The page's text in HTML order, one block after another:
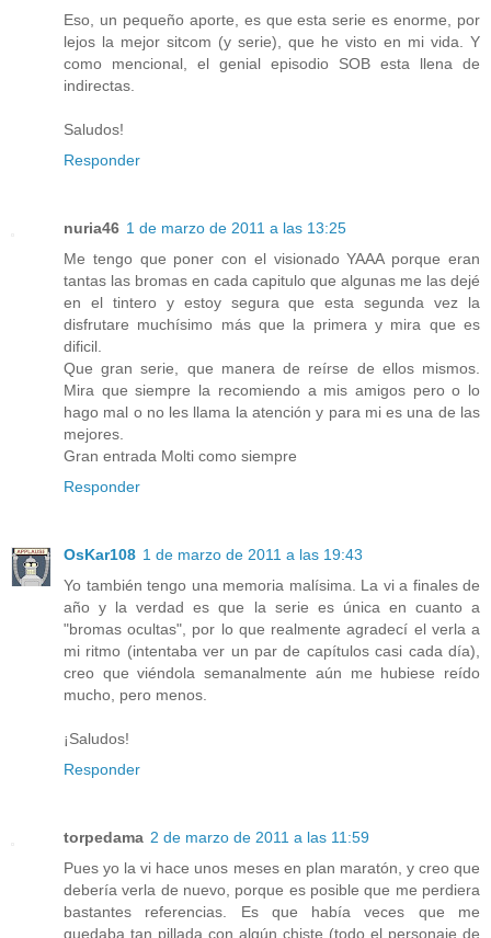
Eso, un pequeño aporte, es que esta serie es enorme, por
lejos la mejor sitcom (y serie), que he visto en mi vida. Y
como mencional, el genial episodio SOB esta llena de
indirectas.
Saludos!
Responder
nuria46 1 de marzo de 2011 a las 13:25
Me tengo que poner con el visionado YAAA porque eran
tantas las bromas en cada capitulo que algunas me las dejé
en el tintero y estoy segura que esta segunda vez la
disfrutare muchísimo más que la primera y mira que es
dificil.
Que gran serie, que manera de reírse de ellos mismos.
Mira que siempre la recomiendo a mis amigos pero o lo
hago mal o no les llama la atención y para mi es una de las
mejores.
Gran entrada Molti como siempre
Responder
OsKar108 1 de marzo de 2011 a las 19:43
Yo también tengo una memoria malísima. La vi a finales de
año y la verdad es que la serie es única en cuanto a
"bromas ocultas", por lo que realmente agradecí el verla a
mi ritmo (intentaba ver un par de capítulos casi cada día),
creo que viéndola semanalmente aún me hubiese reído
mucho, pero menos.
¡Saludos!
Responder
torpedama 2 de marzo de 2011 a las 11:59
Pues yo la vi hace unos meses en plan maratón, y creo que
debería verla de nuevo, porque es posible que me perdiera
bastantes referencias. Es que había veces que me
quedaba tan pillada con algún chiste (todo el personaje de